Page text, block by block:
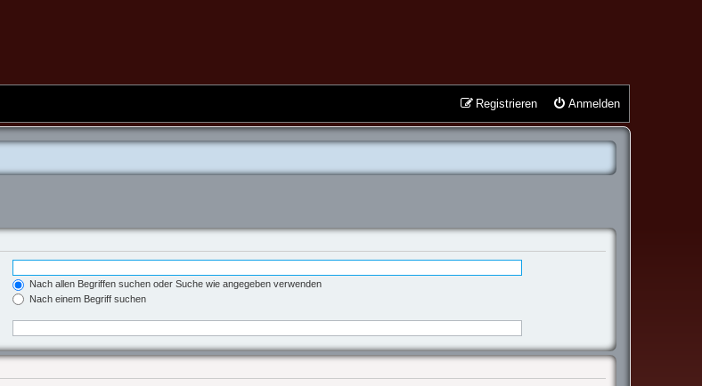
Anmelden
Registrieren
Nach allen Begriffen suchen oder Suche wie angegeben verwenden
Nach einem Begriff suchen